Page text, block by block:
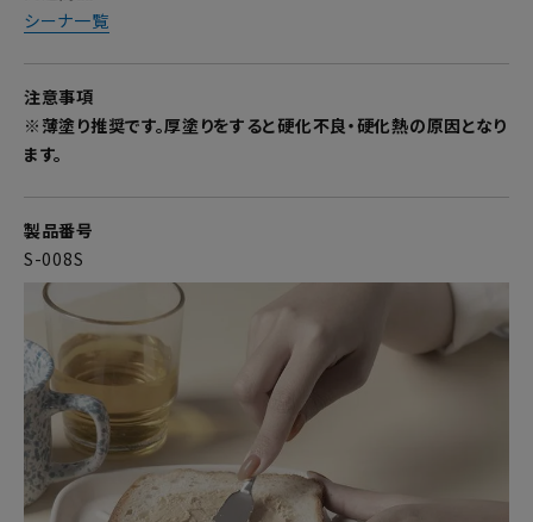
シーナ一覧
注意事項
※薄塗り推奨です。厚塗りをすると硬化不良・硬化熱の原因となり
ます。
製品番号
S-008S